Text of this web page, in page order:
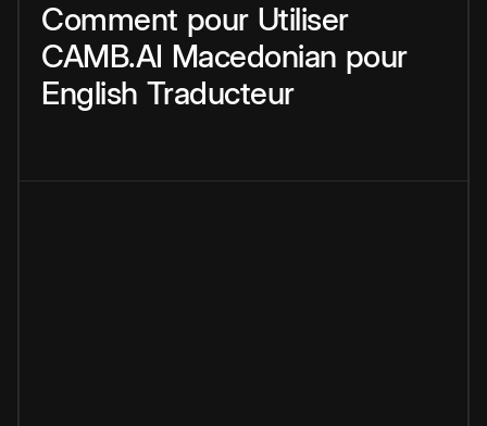
Comment pour Utiliser
CAMB.AI Macedonian pour
English Traducteur